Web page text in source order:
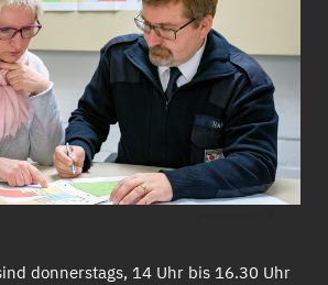
donnerstags, 14 Uhr bis 16.30 Uhr